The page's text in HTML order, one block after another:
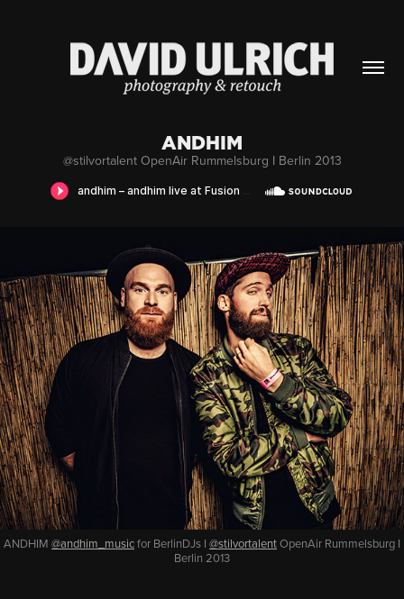
ANDHIM
@stilvortalent OpenAir Rummelsburg I Berlin 2013
ANDHIM @andhim_musicfor BerlinDJs I @stilvortalentOpenAir Rummelsburg I
Berlin 2013